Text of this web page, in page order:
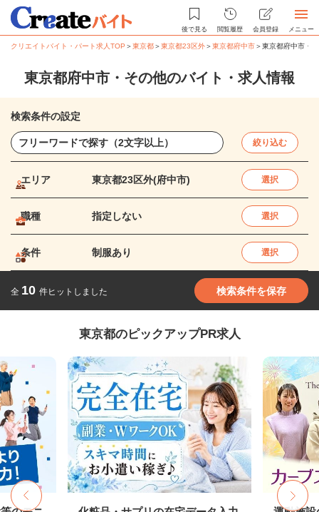
後で見る 閲覧履歴 会員登録 メニュー
クリエイトバイト・パート求人TOP ＞東京都＞東京都23区外＞東京都府中市＞東京都府中市・
東京都府中市・その他のバイト・求人情報
検索条件の設定
絞り込む
エリア 東京都23区外(府中市) 選択
職種 指定しない 選択
条件 制服あり 選択
全 10 件ヒットしました 検索条件を保存
東京都のピックアップPR求人